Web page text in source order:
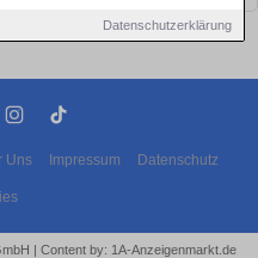
Datenschutzerklärung
Uns Impressum Datenschutz
| Content by: 1A-Anzeigenmarkt.de